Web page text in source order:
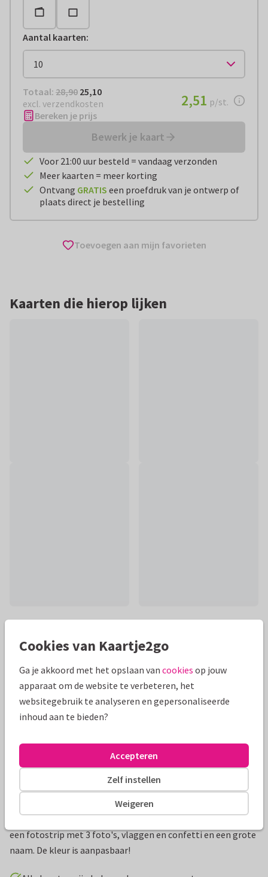
Aantal kaarten:
Totaal: € 25,10
Totaal: 28,90 25,10
excl. verzendkosten
€ 2,51 per stuk
2,51 p/st.
Bereken je prijs
Bewerk je kaart
Voor 21:00 uur besteld = vandaag verzonden
Meer kaarten = meer korting
Ontvang GRATIS een proefdruk van je ontwerp of
plaats direct je bestelling
Toevoegen aan mijn favorieten
Kaarten die hierop lijken
Mooie extra's bij je kaart
Productinformatie
Hippe vierkante uitnodiging voor een communiefeest met
een fotostrip met 3 foto's, vlaggen en confetti en een grote
naam. De kleur is aanpasbaar!
Cookies van Kaartje2go
Ga je akkoord met het opslaan van cookies op jouw
apparaat om de website te verbeteren, het
websitegebruik te analyseren en gepersonaliseerde
inhoud aan te bieden?
Weigeren
Zelf instellen
Accepteren